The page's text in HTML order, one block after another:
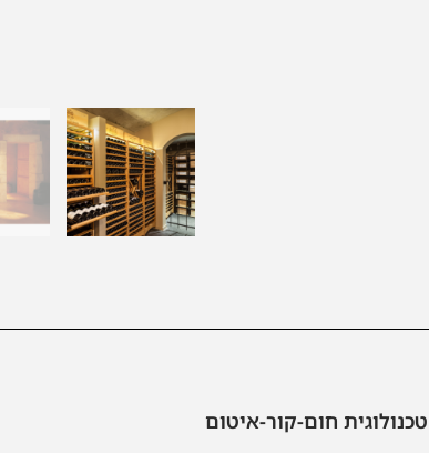
טכנולוגית חום-קור-איטום